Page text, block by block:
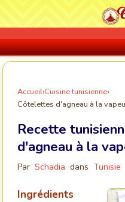
Accueil›Cuisine tunisienne›
Côtelettes d'agneau à la
Recette
d'agneau à la
Par Schadia dans Tunisie
Ingrédients